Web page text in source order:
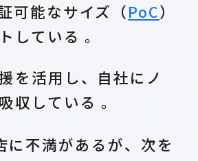
可能なサイズ（PoC）
している 。
を活用し、自社にノ
収している 。
に不満があるが、次を